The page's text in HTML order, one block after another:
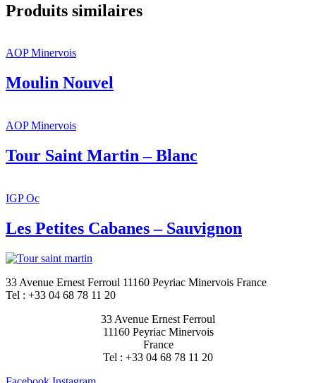
Produits similaires
AOP Minervois
Moulin Nouvel
AOP Minervois
Tour Saint Martin – Blanc
IGP Oc
Les Petites Cabanes – Sauvignon
33 Avenue Ernest Ferroul 11160 Peyriac Minervois France
Tel : +33 04 68 78 11 20
33 Avenue Ernest Ferroul
11160 Peyriac Minervois
France
Tel : +33 04 68 78 11 20